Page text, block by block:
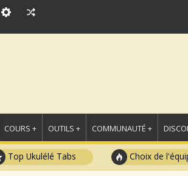
COURS + OUTILS + COMMUNAUTÉ +
Top Ukulélé Tabs Choix de